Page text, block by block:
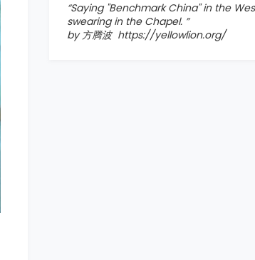
“Saying "Benchmark China" in the
swearing in the Chapel. ”
by 方腾波https://yellowlion.org/